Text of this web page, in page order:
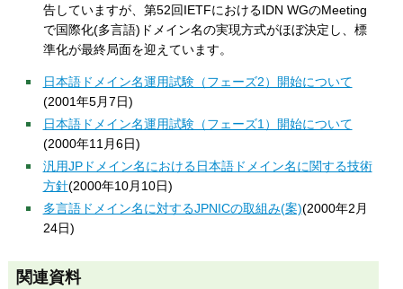
告していますが、第52回IETFにおけるIDN WGのMeeting
で国際化(多言語)ドメイン名の実現方式がほぼ決定し、標
準化が最終局面を迎えています。
日本語ドメイン名運用試験（フェーズ2）開始について
(2001年5月7日)
日本語ドメイン名運用試験（フェーズ1）開始について
(2000年11月6日)
汎用JPドメイン名における日本語ドメイン名に関する技術
方針(2000年10月10日)
多言語ドメイン名に対するJPNICの取組み(案)(2000年2月
24日)
関連資料